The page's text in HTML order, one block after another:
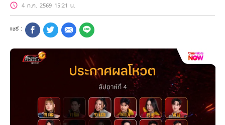
หาร้านร่วมรายการ
FAQs
4 ก.ค. 2569 15:21 น.